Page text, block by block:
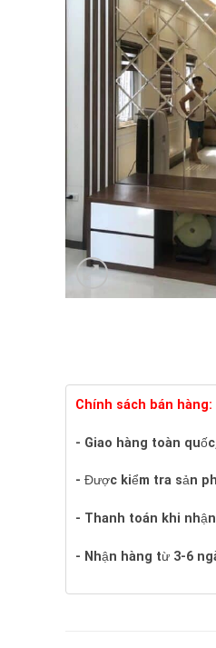
Chính sách bán hàng:
- Giao hàng toàn
- Được kiểm tra sản
- Thanh toán khi
- Nhận hàng từ 3-6